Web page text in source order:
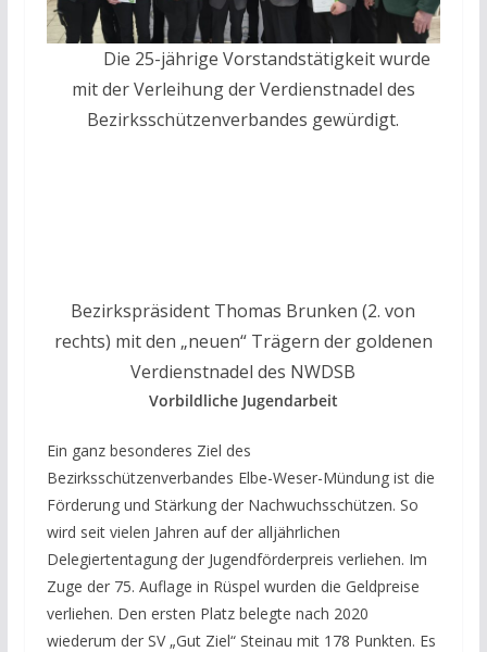
Die 25-jährige Vorstandstätigkeit wurde
mit der Verleihung der Verdienstnadel des
Bezirksschützenverbandes gewürdigt.
Bezirkspräsident Thomas Brunken (2. von
rechts) mit den „neuen“ Trägern der goldenen
Verdienstnadel des NWDSB
Vorbildliche Jugendarbeit
Ein ganz besonderes Ziel des
Bezirksschützenverbandes Elbe-Weser-Mündung ist die
Förderung und Stärkung der Nachwuchsschützen. So
wird seit vielen Jahren auf der alljährlichen
Delegiertentagung der Jugendförderpreis verliehen. Im
Zuge der 75. Auflage in Rüspel wurden die Geldpreise
verliehen. Den ersten Platz belegte nach 2020
wiederum der SV „Gut Ziel“ Steinau mit 178 Punkten. Es